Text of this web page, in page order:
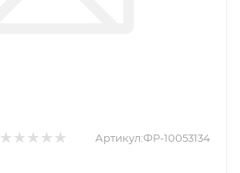
Артикул:ФР-10053134